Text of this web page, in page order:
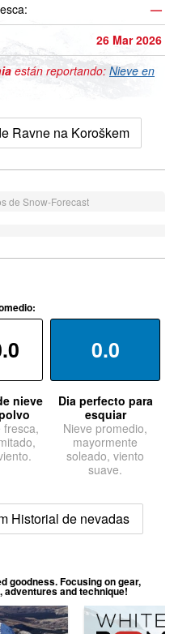
—
26 Mar 2026
están reportando: Nieve en
Ravne na Koroškem
de Snow-Forecast
nieve
fresca,
0.0
Dia perfecto para
esquiar
Nieve promedio,
mayormente
soleado, viento
suave.
Historial de nevadas